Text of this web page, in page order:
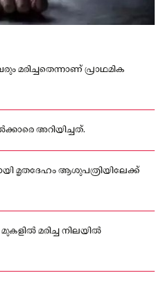
മരിച്ചതെന്നാണ് പ്രാഥമിക
അറിയിച്ചത്.
മൃതദേഹം ആശുപത്രിയിലേക്ക്
മരിച്ച നിലയില്‍